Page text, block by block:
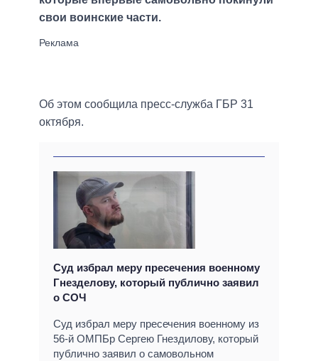
свои воинские части.
Об этом сообщила пресс-служба ГБР 31
октября.
Суд избрал меру пресечения военному
Гнезделову, который публично заявил
о СОЧ
Суд избрал меру пресечения военному из
56-й ОМПБр Сергею Гнездилову, который
публично заявил о самовольном